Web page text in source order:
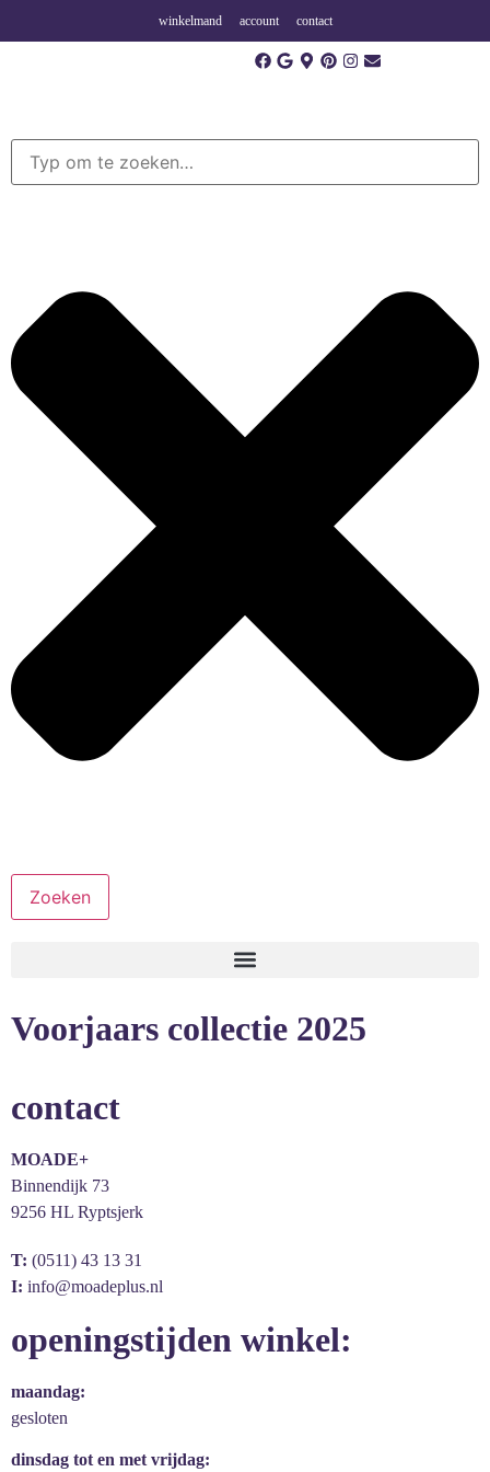
winkelmand account contact
Zoeken
Voorjaars collectie 2025
contact
MOADE+
Binnendijk 73
9256 HL Ryptsjerk
T: (0511) 43 13 31
I: info@moadeplus.nl
openingstijden winkel:
maandag:
gesloten
dinsdag tot en met vrijdag: